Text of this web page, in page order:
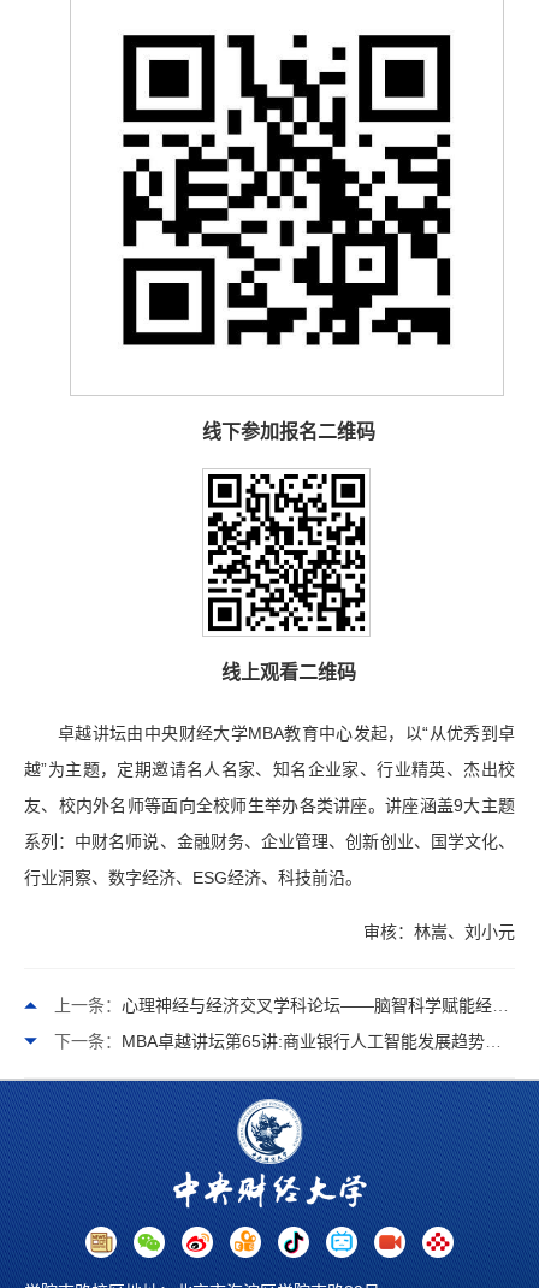
线下参加报名二维码
线上观看二维码
卓越讲坛由中央财经大学MBA教育中心发起，以“从优秀到卓
越”为主题，定期邀请名人名家、知名企业家、行业精英、杰出校
友、校内外名师等面向全校师生举办各类讲座。讲座涵盖9大主题
系列：中财名师说、金融财务、企业管理、创新创业、国学文化、
行业洞察、数字经济、ESG经济、科技前沿。
审核：林嵩、刘小元
上一条： 心理神经与经济交叉学科论坛——脑智科学赋能经济高质量发展
下一条： MBA卓越讲坛第65讲:商业银行人工智能发展趋势与应用实践